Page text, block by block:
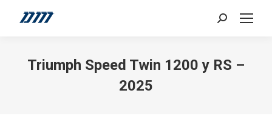
Search:
Triumph Speed Twin 1200 y RS –
2025